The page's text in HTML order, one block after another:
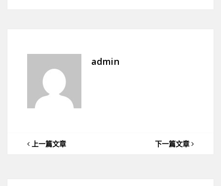
admin
上一篇文章 下一篇文章